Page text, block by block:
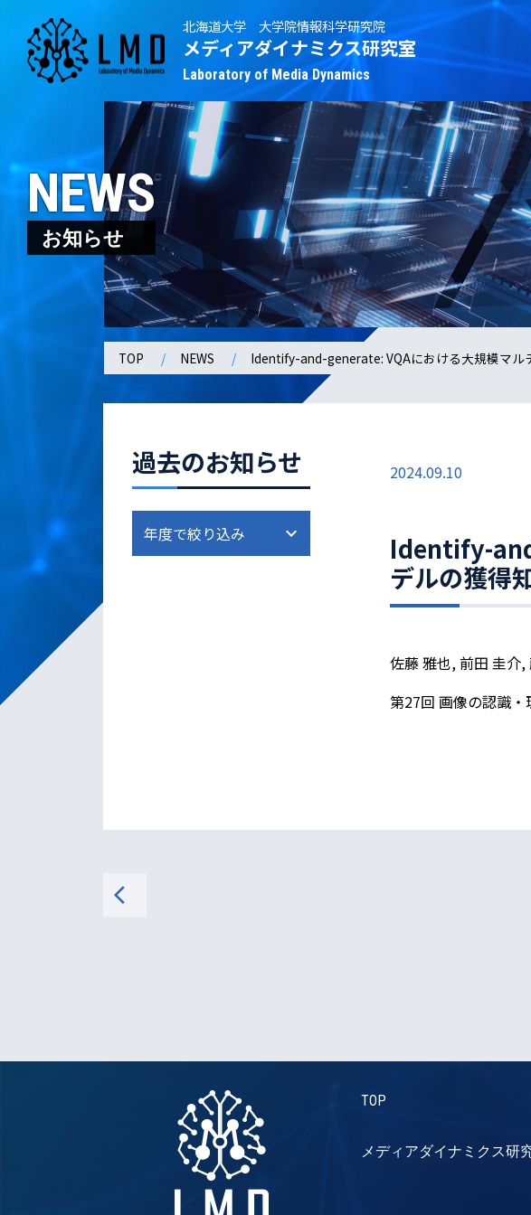
北海道大学 大学院情報科学研究院
メディアダイナミクス研究室
Laboratory of Media Dynamics
NEWS
お知らせ
TOP NEWS Identify-and-generate: VQAにおける大規模マ
過去のお知らせ 2024.09.10
Identify-
デルの獲得
佐藤 雅也, 前田 圭介
第27回 画像の認識
arrow_back_ios
TOP
メディアダイナミクス研